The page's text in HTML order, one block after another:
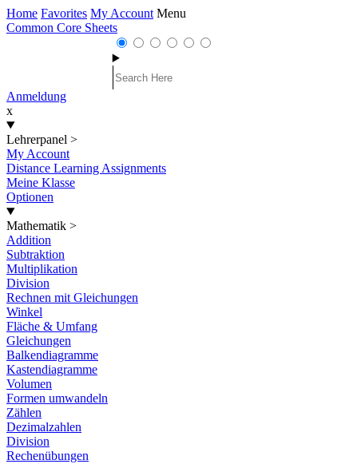
Home Favorites My Account Menu
Common Core Sheets
Anmeldung
x
Lehrerpanel >
My Account
Distance Learning Assignments
Meine Klasse
Optionen
Mathematik >
Addition
Subtraktion
Multiplikation
Division
Rechnen mit Gleichungen
Winkel
Fläche & Umfang
Gleichungen
Balkendiagramme
Kastendiagramme
Volumen
Formen umwandeln
Zählen
Dezimalzahlen
Division
Rechenübungen